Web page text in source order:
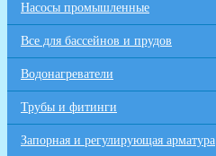
Насосы промышленные
Все для бaссейнов и прудов
Водонагреватели
Трубы и фитинги
Запорная и регулирующая арматура